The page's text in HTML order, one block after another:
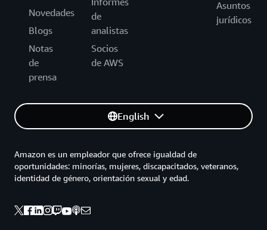
Novedades
Blogs
Notas
de
prensa
de
analistas
Socios
de AWS
Asuntos
jurídicos
English
Amazon es un empleador que ofrece igualdad de
oportunidades: minorías, mujeres, discapacitados, veteranos,
identidad de género, orientación sexual y edad.